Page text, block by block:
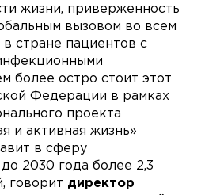
жизни, приверженность
вызовом во всем
стране пациентов с
более остро стоит этот
Федерации в рамках
проекта
и активная жизнь»
в сферу
2030 года более 2,3
говорит директор